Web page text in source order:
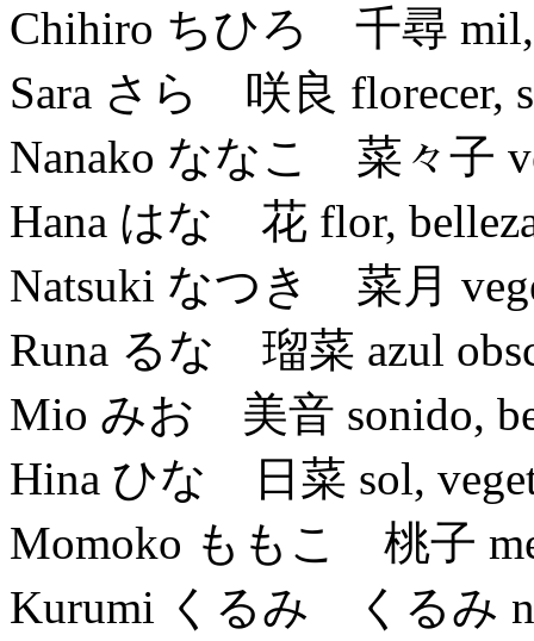
Chihiro ちひろ 千尋 mil,
Sara さら 咲良 florecer,
Nanako ななこ 菜々子
Hana はな 花 flor,
Natsuki なつき 菜月
Runa るな 瑠菜 azul
Mio みお 美音 sonido,
Hina ひな 日菜 sol,
Momoko ももこ 桃子
Kurumi くるみ くるみ